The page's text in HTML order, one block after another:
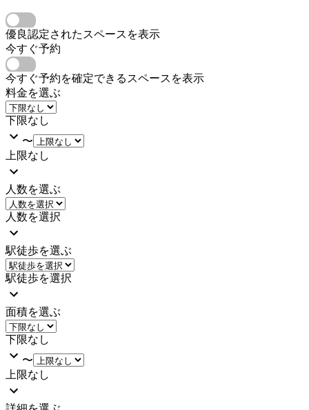
優良認定されたスペースを表示
今すぐ予約
今すぐ予約を確定できるスペースを表示
料金を選ぶ
下限なし
〜
上限なし
人数を選ぶ
人数を選択
駅徒歩を選ぶ
駅徒歩を選択
面積を選ぶ
下限なし
〜
上限なし